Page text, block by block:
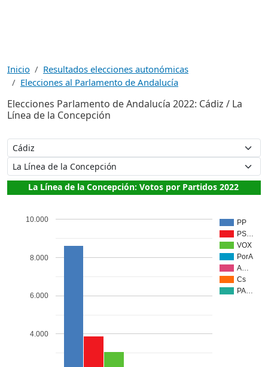
Inicio
Resultados elecciones autonómicas
Elecciones al Parlamento de Andalucía
Elecciones Parlamento de Andalucía 2022: Cádiz / La
Línea de la Concepción
La Línea de la Concepción: Votos por Partidos 2022
PP
PS…
VOX
PorA
A…
Cs
PA…
4.000
6.000
8.000
10.000